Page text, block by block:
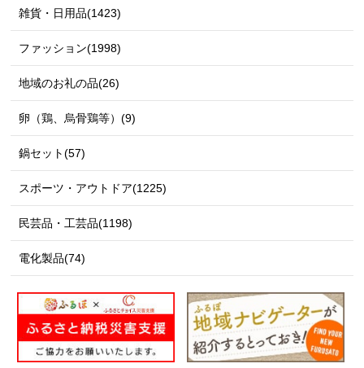
雑貨・日用品(1423)
ファッション(1998)
地域のお礼の品(26)
卵（鶏、烏骨鶏等）(9)
鍋セット(57)
スポーツ・アウトドア(1225)
民芸品・工芸品(1198)
電化製品(74)